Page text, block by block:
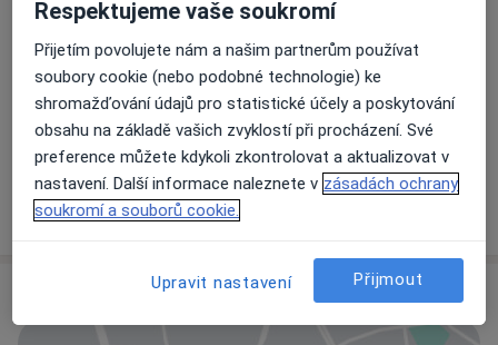
Ortoped
5 názorů
MUDr. Viktor Řeháček
Ortoped
8 názorů
+ 1 specialista
Respektujeme vaše soukromí
Přijetím povolujete nám a našim partnerům používat
soubory cookie (nebo podobné technologie) ke
shromažďování údajů pro statistické účely a poskytování
obsahu na základě vašich zvyklostí při procházení. Své
preference můžete kdykoli zkontrolovat a aktualizovat v
nastavení. Další informace naleznete v zásadách ochrany
soukromí a souborů cookie.
Upravit nastavení Přijmout